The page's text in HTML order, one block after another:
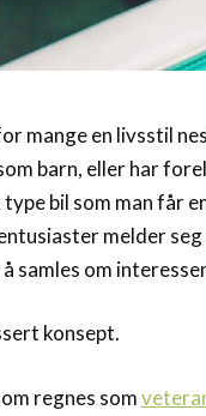
mange en livsstil
barn, eller har
type bil som man
melder
samles om
konsept.
regnes som